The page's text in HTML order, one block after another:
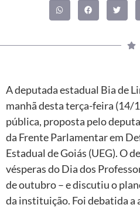
A deputada estadual Bia de
manhã desta terça-feira (14/
pública, proposta pelo
da Frente Parlamentar em
Estadual de Goiás (UEG). O
vésperas do Dia dos
de outubro – e discutiu o
da instituição. Foi debatida a